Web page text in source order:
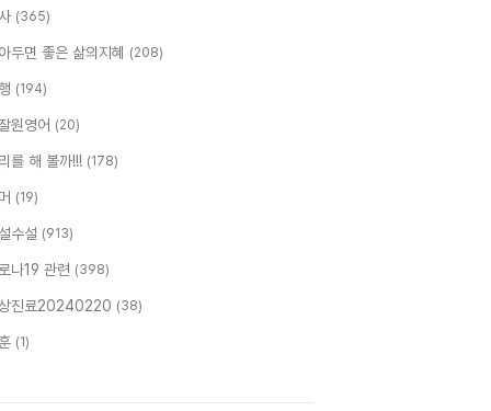
(365)
두면 좋은 삶의지혜 (208)
(194)
원영어 (20)
를 해 볼까!!! (178)
(19)
수설 (913)
나19 관련 (398)
진료20240220 (38)
(1)